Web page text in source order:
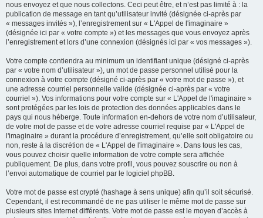
nous envoyez et que nous collectons. Ceci peut être, et n’est pas limité à : la
publication de message en tant qu’utilisateur invité (désignée ci-après par
« messages invités »), l’enregistrement sur « L'Appel de l'imaginaire »
(désignée ici par « votre compte ») et les messages que vous envoyez après
l’enregistrement et lors d’une connexion (désignés ici par « vos messages »).
Votre compte contiendra au minimum un identifiant unique (désigné ci-après
par « votre nom d’utilisateur »), un mot de passe personnel utilisé pour la
connexion à votre compte (désigné ci-après par « votre mot de passe »), et
une adresse courriel personnelle valide (désignée ci-après par « votre
courriel »). Vos informations pour votre compte sur « L'Appel de l'imaginaire »
sont protégées par les lois de protection des données applicables dans le
pays qui nous héberge. Toute information en-dehors de votre nom d’utilisateur,
de votre mot de passe et de votre adresse courriel requise par « L'Appel de
l'imaginaire » durant la procédure d’enregistrement, qu’elle soit obligatoire ou
non, reste à la discrétion de « L'Appel de l'imaginaire ». Dans tous les cas,
vous pouvez choisir quelle information de votre compte sera affichée
publiquement. De plus, dans votre profil, vous pouvez souscrire ou non à
l’envoi automatique de courriel par le logiciel phpBB.
Votre mot de passe est crypté (hashage à sens unique) afin qu’il soit sécurisé.
Cependant, il est recommandé de ne pas utiliser le même mot de passe sur
plusieurs sites Internet différents. Votre mot de passe est le moyen d’accès à